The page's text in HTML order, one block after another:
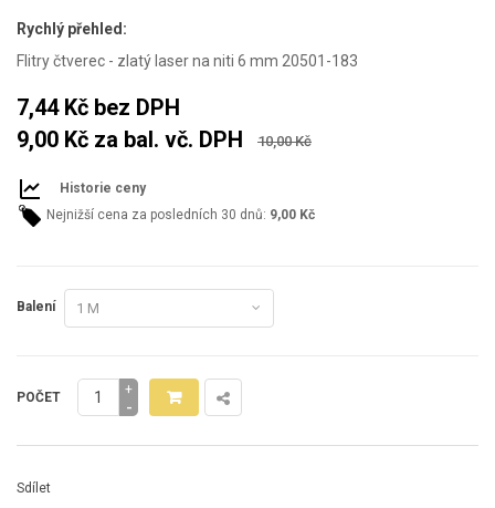
Rychlý přehled:
Flitry čtverec - zlatý laser na niti 6 mm 20501-183
7,44 Kč bez DPH
9,00 Kč za bal. vč. DPH 10,00 Kč
Historie ceny
Nejnižší cena za posledních 30 dnů: 9,00 Kč
Balení
POČET +
-
Sdílet